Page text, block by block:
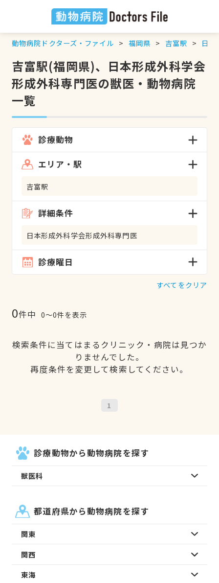
動物病院ドクターズ・ファイル 福岡県 吉富駅 日本
吉富駅(福岡県)、日本形成外科学会
形成外科専門医の獣医・動物病院
一覧
診療動物
エリア・駅
吉富駅
詳細条件
日本形成外科学会形成外科専門医
診療曜日
すべてをクリア
0件中 0〜0件を表示
検索条件に当てはまるクリニック・病院は見つか
りませんでした。
再度条件を変更して検索してください。
1
診療動物から動物病院を探す
獣医科
都道府県から動物病院を探す
関東
関西
東海